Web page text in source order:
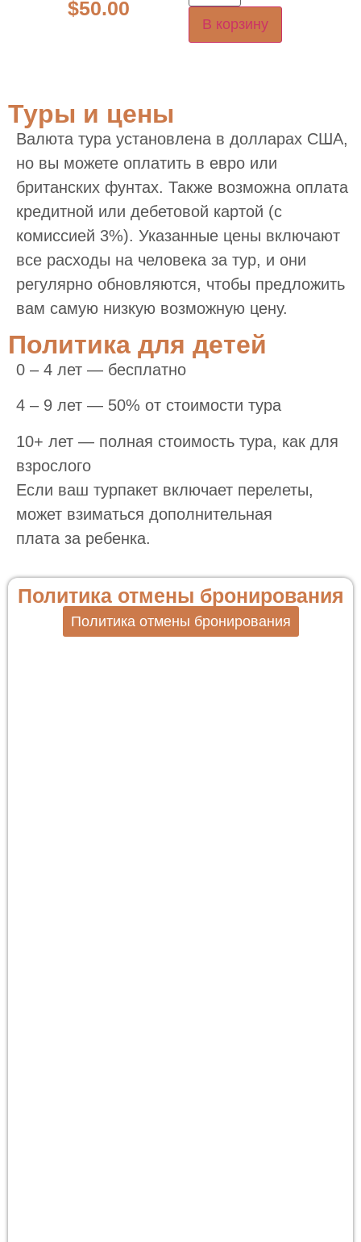
$50.00
В корзину
Туры и цены
Валюта тура установлена в долларах США,
но вы можете оплатить в евро или
британских фунтах. Также возможна оплата
кредитной или дебетовой картой (с
комиссией 3%). Указанные цены включают
все расходы на человека за тур, и они
регулярно обновляются, чтобы предложить
вам самую низкую возможную цену.
Политика для детей
0 – 4 лет — бесплатно
4 – 9 лет — 50% от стоимости тура
10+ лет — полная стоимость тура, как для
взрослого
Если ваш турпакет включает перелеты,
может взиматься дополнительная
плата за ребенка.
Политика отмены бронирования
Политика отмены бронирования